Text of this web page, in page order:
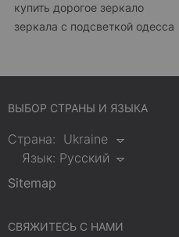
купить дорогое зеркало
зеркала с подсветкой одесса
ВЫБОР СТРАНЫ И ЯЗЫКА
Страна: Ukraine
Язык: Русский
Sitemap
СВЯЖИТЕСЬ С НАМИ